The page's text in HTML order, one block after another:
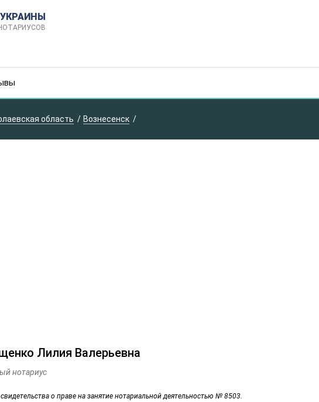
область Вознесенск
Лилия Валерьевна
нотариус
о праве на занятие нотариальной деятельностью № 8503.